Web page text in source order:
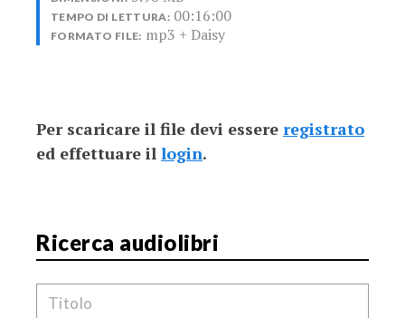
TEMPO DI LETTURA: 00:16:00
FORMATO FILE: mp3 + Daisy
Per scaricare il file devi essere registrato
ed effettuare il login.
Ricerca audiolibri